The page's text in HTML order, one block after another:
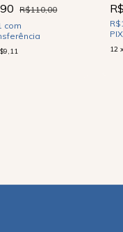
R$110,00
com
12